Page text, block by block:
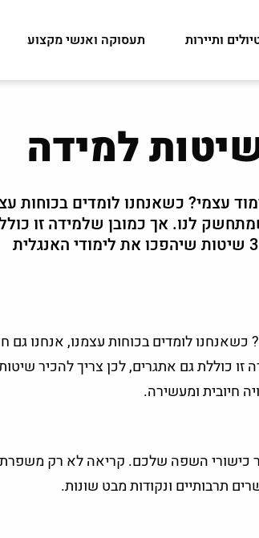
ותיירות תעסוקה ואנשי מקצוע
למידה
עצמי? כשאנחנו לומדים בכוחות
לנו. אך כמובן שלמידה זו
לומדים בכוחות עצמנו, אנחנו גם
כוללת גם אתגרים, לכן צריך להכיר
כישורי השפה שלכם. קריאה לא רק
תרבותיים ונקודות מבט שונות.